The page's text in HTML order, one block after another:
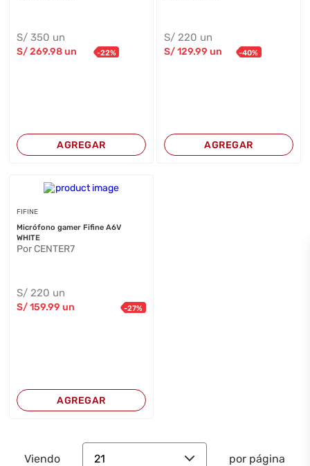
S/350 un
S/269.98 un -22%
AGREGAR
S/ 220 un
S/129.99 un -40%
AGREGAR
FIFINE
Micrófono gamer Fifine A6V
WHITE
Por CENTER7
S/220 un
S/159.99 un -27%
AGREGAR
Viendo 21 por página